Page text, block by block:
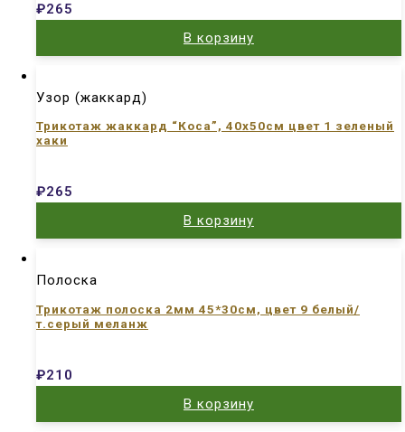
₽265
В корзину
Узор (жаккард)
Трикотаж жаккард “Коса”, 40х50см цвет 1 зеленый
хаки
₽265
В корзину
Полоска
Трикотаж полоска 2мм 45*30см, цвет 9 белый/
т.серый меланж
₽210
В корзину